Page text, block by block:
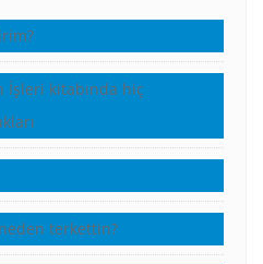
İşleri kitabında hiç
terkettin?